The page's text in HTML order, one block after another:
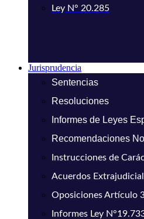
Ley N° 20.285
Jurisprudencia
Sentencias
Resoluciones
Informes de Leyes
Recomendaciones
Instrucciones de
Acuerdos
Oposiciones Artículo
Informes Ley